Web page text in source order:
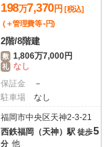
198万7,370円 [税込]
(＋管理費等-円)
2階/8階建
敷 1,806万7,000円
礼 なし
保証金
－
駐車場
なし
福岡市中央区天神2-3-21
西鉄福岡（天神）駅 徒歩5
分 他